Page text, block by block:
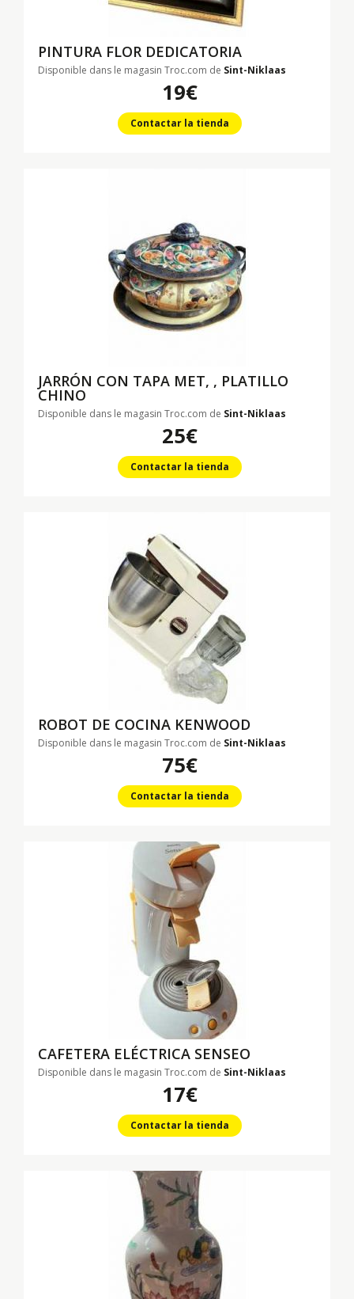
PINTURA FLOR DEDICATORIA
Disponible dans le magasin Troc.com de Sint-Niklaas
19€
Contactar la tienda
JARRÓN CON TAPA MET, , PLATILLO
CHINO
Disponible dans le magasin Troc.com de Sint-Niklaas
25€
Contactar la tienda
ROBOT DE COCINA KENWOOD
Disponible dans le magasin Troc.com de Sint-Niklaas
75€
Contactar la tienda
CAFETERA ELÉCTRICA SENSEO
Disponible dans le magasin Troc.com de Sint-Niklaas
17€
Contactar la tienda